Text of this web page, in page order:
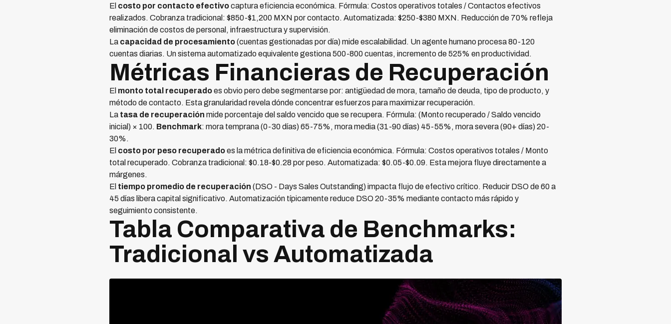
El costo por contacto efectivocaptura eficiencia económica. Fórmula: Costos operativos totales / Contactos efectivos
realizados. Cobranza tradicional: $850-$1,200 MXN por contacto. Automatizada: $250-$380 MXN. Reducción de 70% refleja
eliminación de costos de personal, infraestructura y supervisión.
La capacidad de procesamiento(cuentas gestionadas por día) mide escalabilidad. Un agente humano procesa 80-120
cuentas diarias. Un sistema automatizado equivalente gestiona 500-800 cuentas, incremento de 525% en productividad.
Métricas Financieras de Recuperación
El monto total recuperadoes obvio pero debe segmentarse por: antigüedad de mora, tamaño de deuda, tipo de producto, y
método de contacto. Esta granularidad revela dónde concentrar esfuerzos para maximizar recuperación.
La tasa de recuperación mide porcentaje del saldo vencido que se recupera. Fórmula: (Monto recuperado / Saldo vencido
inicial) × 100. Benchmark: mora temprana (0-30 días) 65-75%, mora media (31-90 días) 45-55%, mora severa (90+ días) 20-
30%.
El costo por peso recuperadoes la métrica definitiva de eficiencia económica. Fórmula: Costos operativos totales / Monto
total recuperado. Cobranza tradicional: $0.18-$0.28 por peso. Automatizada: $0.05-$0.09. Esta mejora fluye directamente a
márgenes.
El tiempo promedio de recuperación (DSO - Days Sales Outstanding) impacta flujo de efectivo crítico. Reducir DSO de 60 a
45 días libera capital significativo. Automatización típicamente reduce DSO 20-35% mediante contacto más rápido y
seguimiento consistente.
Tabla Comparativa de Benchmarks:
Tradicional vs Automatizada